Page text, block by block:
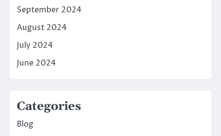
September 2024
August 2024
July 2024
June 2024
Categories
Blog